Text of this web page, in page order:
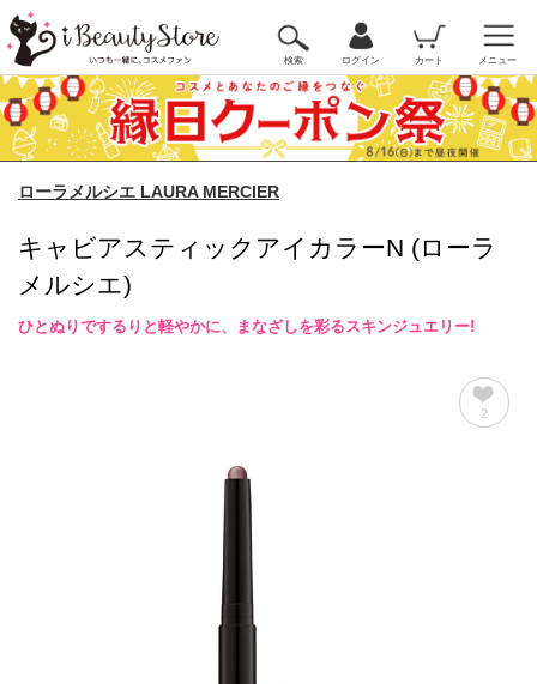
検索 ログイン カート メニュー
ローラメルシエ LAURA MERCIER
キャビアスティックアイカラーN (ローラ
メルシエ)
ひとぬりでするりと軽やかに、まなざしを彩るスキンジュエリー!
2